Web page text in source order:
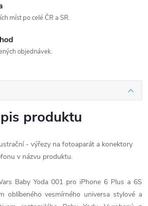
míst po celé ČR a SR.
objednávek.
produktu
- výřezy na fotoaparát a konektory
v názvu produktu.
Baby Yoda 001 pro iPhone 6 Plus a 6S
oblíbeného vesmírného universa stylové a